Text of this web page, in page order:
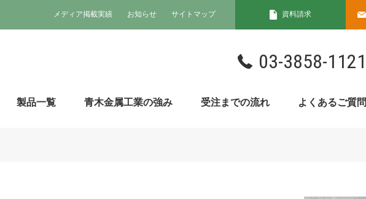
メディア掲載実績 お知らせ サイトマップ 資料請求
03-3858-1121
製品一覧 青木金属工業の強み 受注までの流れ よくあるご質問